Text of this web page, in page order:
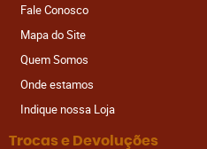
Fale Conosco
Mapa do Site
Quem Somos
Onde estamos
Indique nossa Loja
Trocas e Devoluções